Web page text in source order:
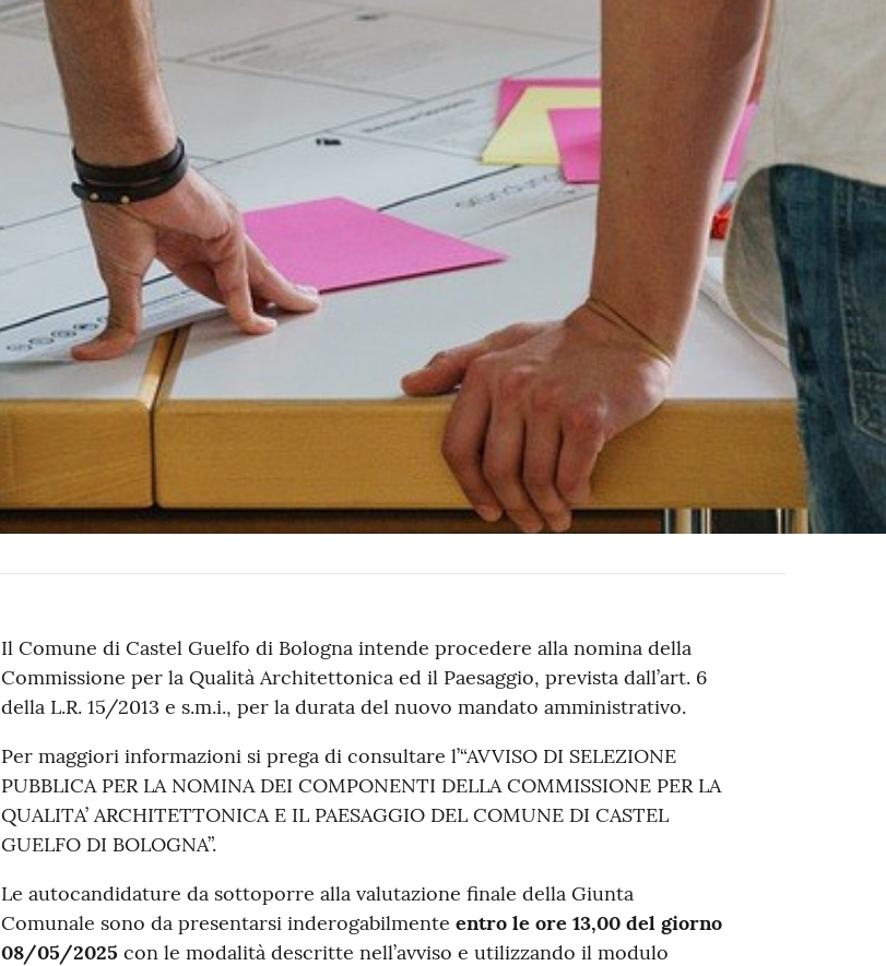
Contenuto
Il Comune di Castel Guelfo di Bologna intende procedere alla nomina della
Commissione per la Qualità Architettonica ed il Paesaggio, prevista dall’art. 6
della L.R. 15/2013 e s.m.i., per la durata del nuovo mandato amministrativo.
Per maggiori informazioni si prega di consultare l’“AVVISO DI SELEZIONE
PUBBLICA PER LA NOMINA DEI COMPONENTI DELLA COMMISSIONE PER LA
QUALITA’ ARCHITETTONICA E IL PAESAGGIO DEL COMUNE DI CASTEL
GUELFO DI BOLOGNA”.
Le autocandidature da sottoporre alla valutazione finale della Giunta
Comunale sono da presentarsi inderogabilmente entro le ore 13,00 del giorno
08/05/2025 con le modalità descritte nell’avviso e utilizzando il modulo